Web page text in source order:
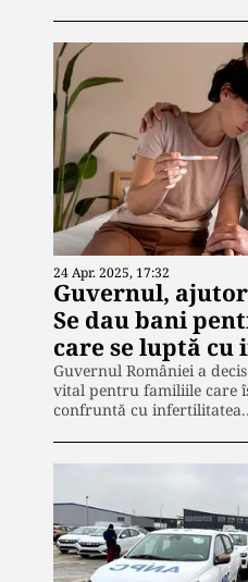
24 Apr. 2025, 17:32
Guvernul,
Se dau bani
care se luptă
Guvernul României a
vital pentru familiile care
confruntă cu